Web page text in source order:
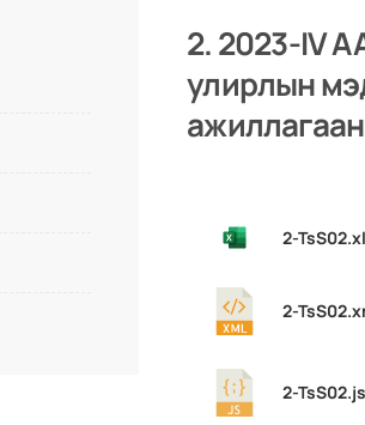
2. 2023-IV
улирлын
2-
2-
2-